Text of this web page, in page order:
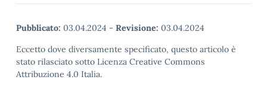
Pubblicato: 03.04.2024 - Revisione: 03.04.2024
Eccetto dove diversamente specificato, questo articolo è
stato rilasciato sotto Licenza Creative Commons
Attribuzione 4.0 Italia.